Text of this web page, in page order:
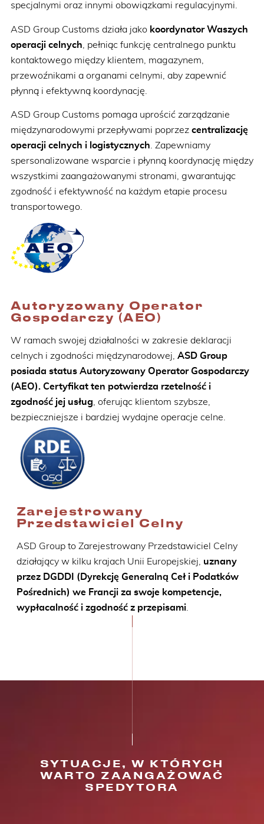
specjalnymi oraz innymi obowiązkami regulacyjnymi.
ASD Group Customs działa jako koordynator Waszych
operacji celnych , pełniąc funkcję centralnego punktu
kontaktowego między klientem, magazynem,
przewoźnikami a organami celnymi, aby zapewnić
płynną i efektywną koordynację.
ASD Group Customs pomaga uprościć zarządzanie
międzynarodowymi przepływami poprzez centralizację
operacji celnych i logistycznych . Zapewniamy
spersonalizowane wsparcie i płynną koordynację między
wszystkimi zaangażowanymi stronami, gwarantując
zgodność i efektywność na każdym etapie procesu
transportowego.
Autoryzowany Operator
Gospodarczy (AEO)
W ramach swojej działalności w zakresie deklaracji
celnych i zgodności międzynarodowej, ASD Group
posiada status Autoryzowany Operator Gospodarczy
(AEO). Certyfikat ten potwierdza rzetelność i
zgodność jej usług , oferując klientom szybsze,
bezpieczniejsze i bardziej wydajne operacje celne.
Zarejestrowany
Przedstawiciel Celny
ASD Group to Zarejestrowany Przedstawiciel Celny
działający w kilku krajach Unii Europejskiej, uznany
przez DGDDI (Dyrekcję Generalną Ceł i Podatków
Pośrednich) we Francji za swoje kompetencje,
wypłacalność i zgodność z przepisami.
SYTUACJE, W KTÓRYCH
WARTO ZAANGAŻOWAĆ
SPEDYTORA